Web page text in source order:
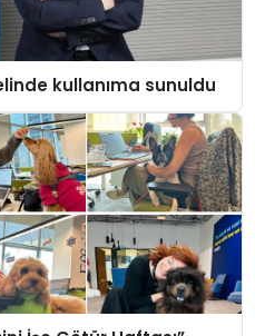
kullanıma sunuldu